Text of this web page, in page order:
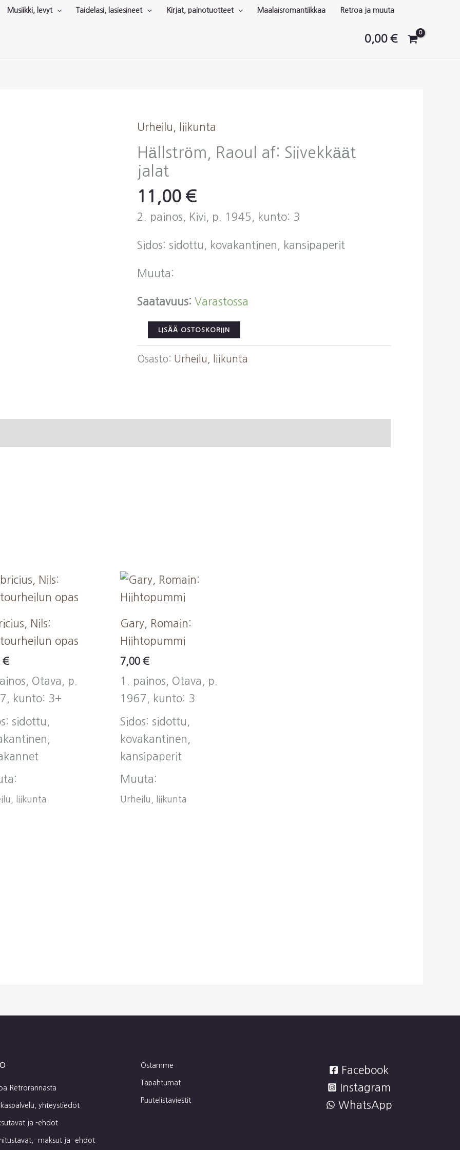
Musiikki, levyt Taidelasi, lasiesineet Kirjat, painotuotteet Maalaisromantiikkaa Retroa ja muuta
0,00€
Urheilu, liikunta
Hällström, Raoul af: Siivekkäät
jalat
11,00 €
2. painos, Kivi, p. 1945, kunto: 3
Sidos: sidottu, kovakantinen, kansipaperit
Muuta:
Saatavuus: Varastossa
Hällström,
Raoul
af:
määrä
LISÄÄ OSTOSKORIIN
Osasto: Urheilu, liikunta
Nils:
opas
€
Otava, p.
kunto: 3+
sidottu,
liikunta
Gary, Romain:
Hiihtopummi
7,00 €
1. painos, Otava, p.
1967, kunto: 3
Sidos: sidottu,
kovakantinen,
kansipaperit
Muuta:
Urheilu, liikunta
Retrorannasta
yhteystiedot
ja -ehdot
-maksut ja -ehdot
Ostamme
Tapahtumat
Puutelistaviestit
Facebook
Instagram
WhatsApp